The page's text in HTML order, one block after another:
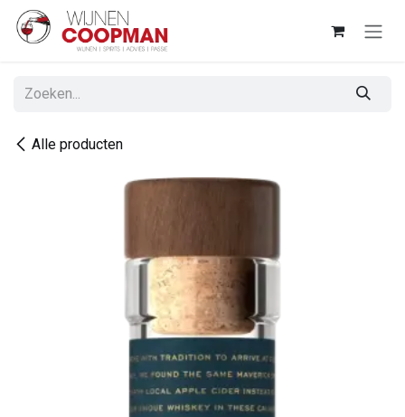
Overslaan naar inhoud
Alle producten